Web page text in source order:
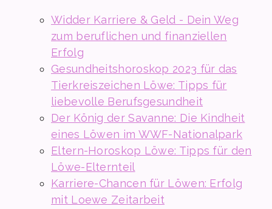
Widder Karriere & Geld - Dein Weg
zum beruflichen und finanziellen
Erfolg
Gesundheitshoroskop 2023 für das
Tierkreiszeichen Löwe: Tipps für
liebevolle Berufsgesundheit
Der König der Savanne: Die Kindheit
eines Löwen im WWF-Nationalpark
Eltern-Horoskop Löwe: Tipps für den
Löwe-Elternteil
Karriere-Chancen für Löwen: Erfolg
mit Loewe Zeitarbeit